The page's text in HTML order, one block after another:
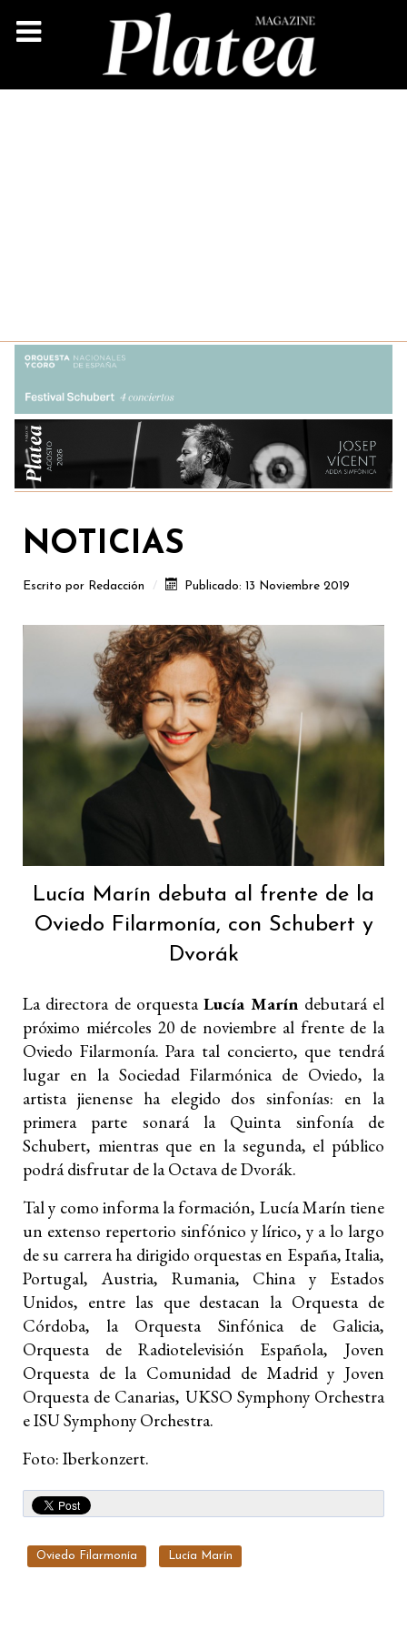
NOTICIAS
Escrito por Redacción Publicado: 13 Noviembre 2019
Lucía Marín debuta al frente de la
Oviedo Filarmonía, con Schubert y
Dvorák
La directora de orquestaLucía Marín debutará el
próximo miércoles 20 de noviembre al frente de la
Oviedo Filarmonía. Para tal concierto, que tendrá
lugar en la Sociedad Filarmónica de Oviedo, la
artista jienense ha elegido dos sinfonías: en la
primera parte sonará la Quinta sinfonía de
Schubert, mientras que en la segunda, el público
podrá disfrutar de la Octava de Dvorák.
Tal y como informa la formación, Lucía Marín tiene
un extenso repertorio sinfónico y lírico, y a lo largo
de su carrera ha dirigido orquestas en España, Italia,
Portugal, Austria, Rumania, China y Estados
Unidos, entre las que destacan la Orquesta de
Córdoba, la Orquesta Sinfónica de Galicia,
Orquesta de Radiotelevisión Española, Joven
Orquesta de la Comunidad de Madrid y Joven
Orquesta de Canarias, UKSO Symphony Orchestra
e ISU Symphony Orchestra.
Foto: Iberkonzert.
Oviedo Filarmonía Lucía Marín